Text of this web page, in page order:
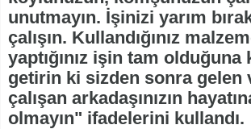
unutmayın. İşinizi yarım
çalışın. Kullandığınız
yaptığınız işin tam olduğuna
getirin ki sizden sonra gelen
çalışan arkadaşınızın
olmayın" ifadelerini kullandı.